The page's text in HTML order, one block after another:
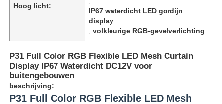
Hoog licht:
IP67 waterdicht LED gordijn
display
,volkleurige RGB-gevelverlichting
P31 Full Color RGB Flexible LED Mesh Curtain
Display IP67 Waterdicht DC12V voor
buitengebouwen
beschrijving:
P31 Full Color RGB Flexible LED Mesh